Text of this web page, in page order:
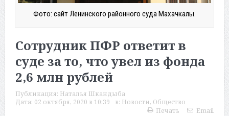
Фото: сайт Ленинского районного суда Махачкалы.
Сотрудник ПФР ответит в
суде за то, что увел из фонда
2,6 млн рублей
Публикация: Наталья Шкандыба
Дата: 02 октября, 2020 в 10:39 в: Новости, Общество
Печать
Email